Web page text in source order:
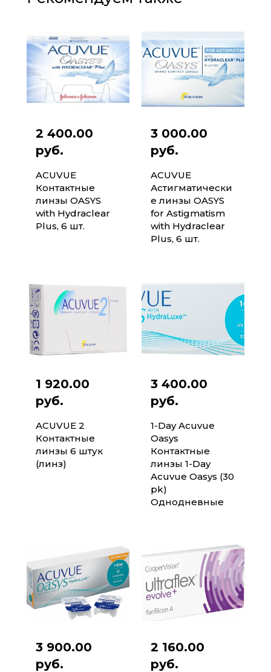
2 400.00
руб.
ACUVUE
Контактные
линзы OASYS
with Hydraclear
Plus, 6 шт.
3 000.00
руб.
ACUVUE
Астигматически
е линзы OASYS
for Astigmatism
with Hydraclear
Plus, 6 шт.
1 920.00
руб.
ACUVUE 2
Контактные
линзы 6 штук
(линз)
3 400.00
руб.
1-Day Acuvue
Oasys
Контактные
линзы 1-Day
Acuvue Oasys (30
pk)
Однодневные
3 900.00
руб.
2 160.00
руб.